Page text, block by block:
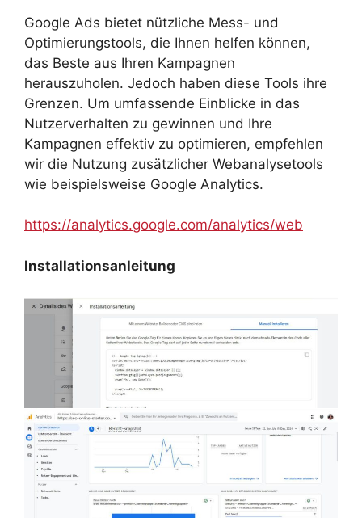
Google Ads bietet nützliche Mess- und
Optimierungstools, die Ihnen helfen können,
das Beste aus Ihren Kampagnen
herauszuholen. Jedoch haben diese Tools ihre
Grenzen. Um umfassende Einblicke in das
Nutzerverhalten zu gewinnen und Ihre
Kampagnen effektiv zu optimieren, empfehlen
wir die Nutzung zusätzlicher Webanalysetools
wie beispielsweise Google Analytics.
https://analytics.google.com/analytics/web
Installationsanleitung